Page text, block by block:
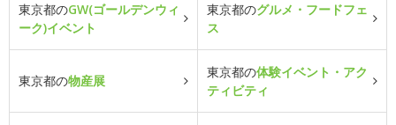
東京都のGW(ゴールデンウィ
ーク)イベント
東京都のグルメ・フードフェ
ス
東京都の物産展
東京都の体験イベント・アク
ティビティ